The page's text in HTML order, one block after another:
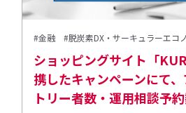
#金融 #脱炭素DX・サーキュラーエコ
ショッピングサイト「
携したキャンペーンにて
トリー者数・運用相談予